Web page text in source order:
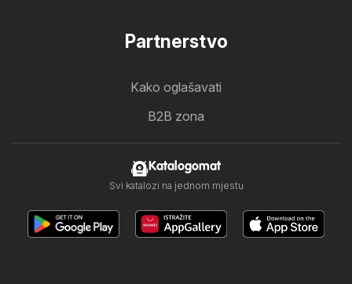
Partnerstvo
Kako oglašavati
B2B zona
Katalogomat
Svi katalozi na jednom mjestu